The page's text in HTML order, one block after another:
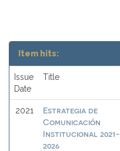
Item hits:
Issue
Date
Title
2021
Estrategia de
Comunicación
Institucional 2021-
2026